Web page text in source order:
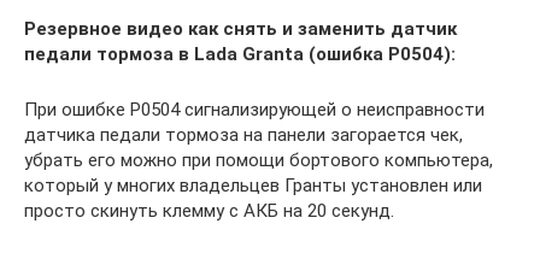
Резервное видео как снять и заменить датчик
педали тормоза в Lada Granta (ошибка Р0504):
При ошибке Р0504 сигнализирующей о неисправности
датчика педали тормоза на панели загорается чек,
убрать его можно при помощи бортового компьютера,
который у многих владельцев Гранты установлен или
просто скинуть клемму с АКБ на 20 секунд.